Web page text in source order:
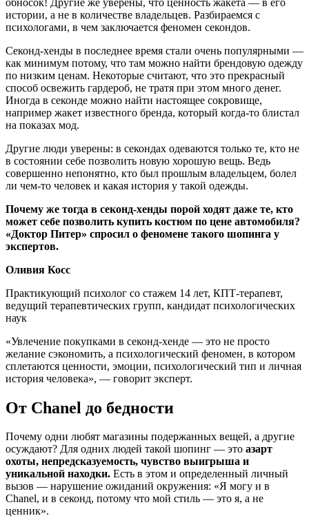
истории, а не в количестве владельцев. Разбираемся с
психологами, в чем заключается феномен секондов.
Секонд-хенды в последнее время стали очень популярными —
как минимум потому, что там можно найти брендовую одежду
по низким ценам. Некоторые считают, что это прекрасный
способ освежить гардероб, не тратя при этом много денег.
Иногда в секонде можно найти настоящее сокровище,
например жакет известного бренда, который когда-то блистал
на показах мод.
Другие люди уверены: в секондах одеваются только те, кто не
в состоянии себе позволить новую хорошую вещь. Ведь
совершенно непонятно, кто был прошлым владельцем, болел
ли чем-то человек и какая история у такой одежды.
Почему же тогда в секонд-хенды порой ходят даже те, кто
может себе позволить купить костюм по цене автомобиля?
«Доктор Питер» спросил о феномене такого шопинга у
экспертов.
Оливия Косс
Практикующий психолог со стажем 14 лет, КПТ-терапевт,
ведущий терапевтических групп, кандидат психологических
наук
«Увлечение покупками в секонд-хенде — это не просто
желание сэкономить, а психологический феномен, в котором
сплетаются ценности, эмоции, психологический тип и личная
история человека», — говорит эксперт.
От Chanel до бедности
Почему одни любят магазины подержанных вещей, а другие
осуждают? Для одних людей такой шопинг — это азарт
охоты, непредсказуемость, чувство выигрыша и
уникальной находки. Есть в этом и определенный личный
вызов — нарушение ожиданий окружения: «Я могу и в
Chanel, и в секонд, потому что мой стиль — это я, а не
ценник».